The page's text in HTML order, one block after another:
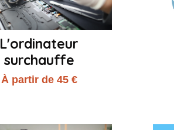
L'ordinateur
surchauffe
À partir de 45 €